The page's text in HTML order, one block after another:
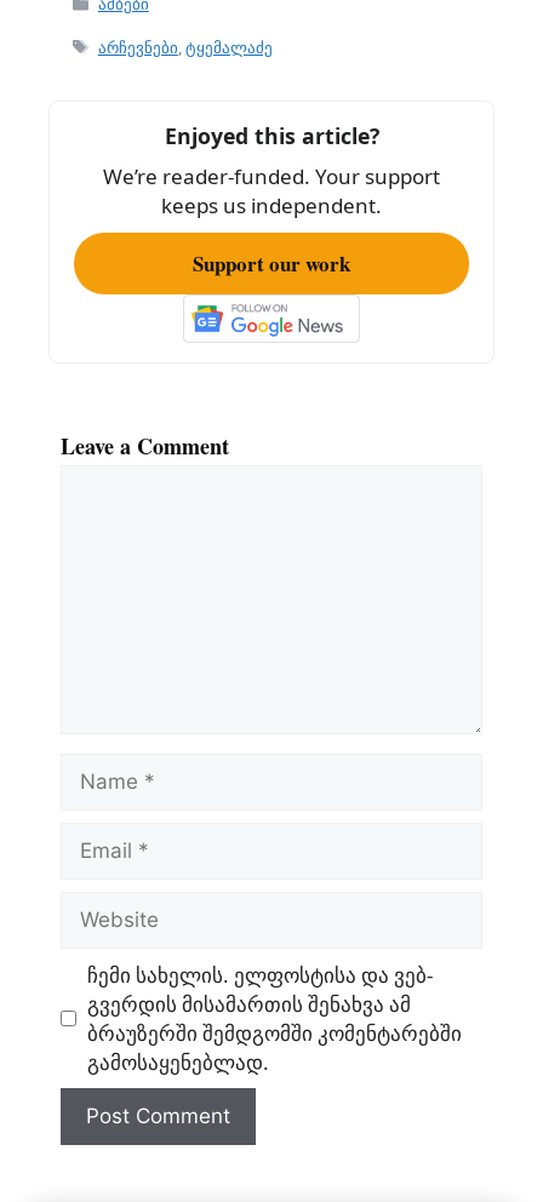
e
o
k
l e
Tags
არჩევნები,ტყემალაძე
Enjoyed this article?
We’re reader-funded. Your support
keeps us independent.
Support our work
Leave a Comment
Name
Email
Website
ჩემი სახელის. ელფოსტისა და ვებ-
გვერდის მისამართის შენახვა ამ
ბრაუზერში შემდგომში კომენტარებში
გამოსაყენებლად.